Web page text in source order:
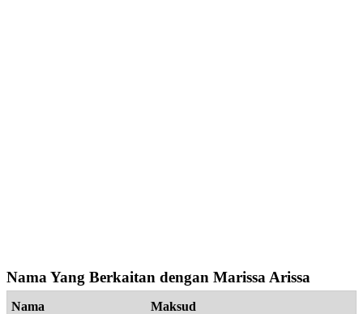
Nama Yang Berkaitan dengan Marissa Arissa
Nama Maksud